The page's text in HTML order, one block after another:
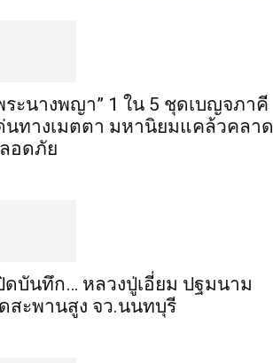
ระ​นาง​พญา” 1 ใน 5​ ชุดเบญจ​ภาคี​
นทางเมตตา​ มหา​นิยม​แคล้วคลาด​
อดภัย​
ดบันทึก… หลวงปู่เอี่ยม ​ปฐม​นาม​
สะพานสูง​ จว.นนทบุรี